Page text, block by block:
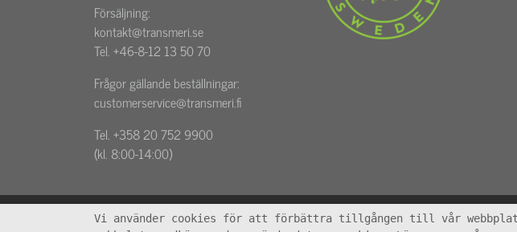
Försäljning:
kontakt@transmeri.se
Tel. +46-8-12 13 50 70
Frågor gällande beställningar:
customerservice@transmeri.fi
Tel. +358 20 752 9900
(kl. 8:00-14:00)
Vi använder cookies för att förbättra tillgången till vår